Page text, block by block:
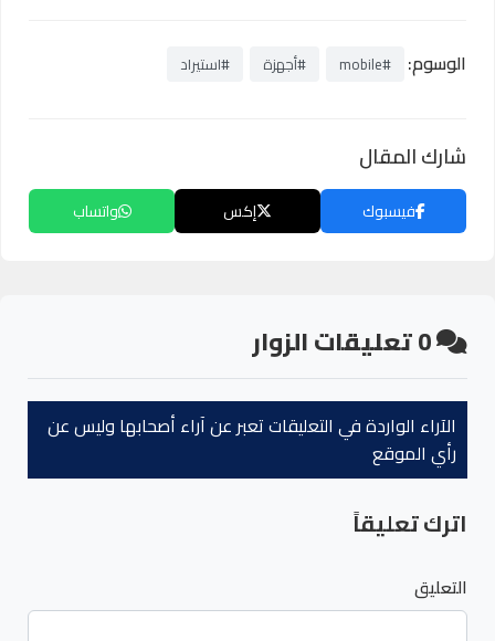
الوسوم: #mobile #أجهزة #استيراد
شارك المقال
فيسبوك إكس واتساب
0تعليقات الزوار
الآراء الواردة في التعليقات تعبر عن آراء أصحابها وليس عن
رأي الموقع
اترك تعليقاً
التعليق